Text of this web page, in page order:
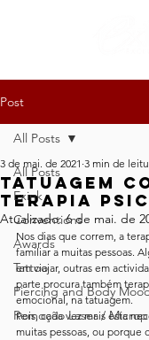
Post
All Posts
Exink
Conventions
Awards
Tattoo
Piercing and Body
Remoção Laser /
All Posts
Tatuagem
Terapia
3 de mai. de 2021 3 min de
Atualizado:6 de mai. de
Nos dias que correm, a
familiar a muitas pessoas.
em viajar, outras em
parte procura também
emocional, na tatuagem.
Pois, cada vez mais esta
muitas pessoas, ou porque